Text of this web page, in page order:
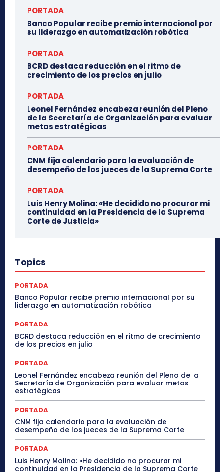
PORTADA
Banco Popular recibe premio internacional por
su liderazgo en automatización robótica
PORTADA
BCRD destaca reducción en el ritmo de
crecimiento de los precios en julio
PORTADA
Leonel Fernández encabeza reunión del Pleno
de la Secretaría de Organización para evaluar
metas estratégicas
PORTADA
CNM fija calendario para la evaluación de
desempeño de los jueces de la Suprema Corte
PORTADA
Luis Henry Molina: «He decidido no procurar mi
continuidad en la Presidencia de la Suprema
Corte de Justicia»
Topics
PORTADA
Banco Popular recibe premio internacional por su
liderazgo en automatización robótica
PORTADA
BCRD destaca reducción en el ritmo de crecimiento
de los precios en julio
PORTADA
Leonel Fernández encabeza reunión del Pleno de la
Secretaría de Organización para evaluar metas
estratégicas
PORTADA
CNM fija calendario para la evaluación de
desempeño de los jueces de la Suprema Corte
PORTADA
Luis Henry Molina: «He decidido no procurar mi
continuidad en la Presidencia de la Suprema Corte